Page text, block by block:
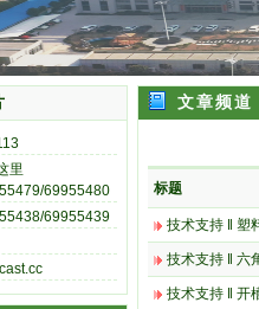
文章频道
标题
技术支持 塑
技术支持 六
技术支持 开
69955480
69955439